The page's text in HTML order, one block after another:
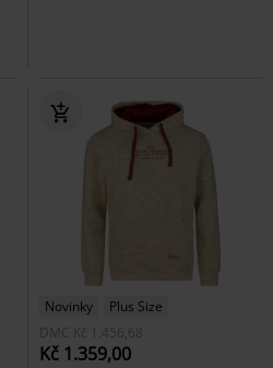
Novinky
Plus Size
DMC
Kč 1.456,68
Kč 1.359,00